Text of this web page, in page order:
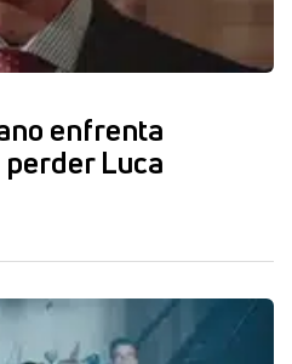
enfrenta
Luca